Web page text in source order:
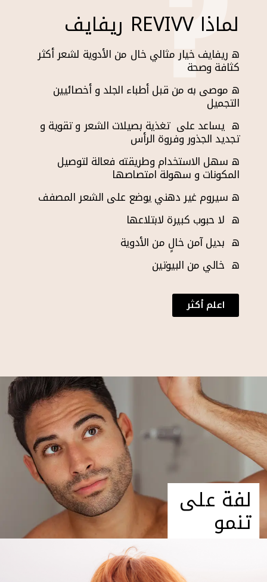
لفة على
تنمو
لماذا REVIVV ريفايف
ه ريفايف خيار مثالي خال من الأدوية لشعر أكثر
كثافة وصحة
ه موصى به من قبل أطباء الجلد و أخصائيين
التجميل
ه يساعد على تغذية بصيلات الشعر و تقوية و
تجديد الجذور وفروة الرأس
ه سهل الاستخدام وطريقته فعالة لتوصيل
المكونات و سهولة امتصاصها
ه سيروم غير دهني يوضع على الشعر المصفف
ه لا حبوب كبيرة لابتلاعها
ه بديل آمن خالٍ من الأدوية
ه خالي من البيوتين
اعلم أكثر